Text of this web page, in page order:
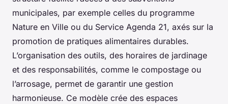
municipales, par exemple celles du programme
Nature en Ville ou du Service Agenda 21, axés sur la
promotion de pratiques alimentaires durables.
L’organisation des outils, des horaires de jardinage
et des responsabilités, comme le compostage ou
l’arrosage, permet de garantir une gestion
harmonieuse. Ce modèle crée des espaces